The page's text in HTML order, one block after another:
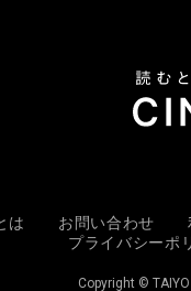
は お問い合わせ
プライバシーポ
Copyright ©